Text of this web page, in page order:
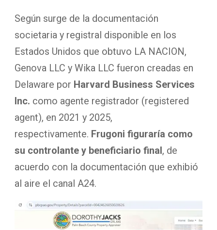
Según surge de la documentación
societaria y registral disponible en los
Estados Unidos que obtuvo LA NACION,
Genova LLC y Wika LLC fueron creadas en
Delaware por Harvard Business Services
Inc. como agente registrador (registered
agent), en 2021 y 2025,
respectivamente. Frugoni figuraría como
su controlante y beneficiario final, de
acuerdo con la documentación que exhibió
al aire el canal A24.